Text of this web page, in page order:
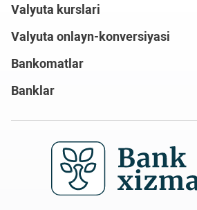
Valyuta kurslari
Valyuta onlayn-konversiyasi
Bankomatlar
Banklar